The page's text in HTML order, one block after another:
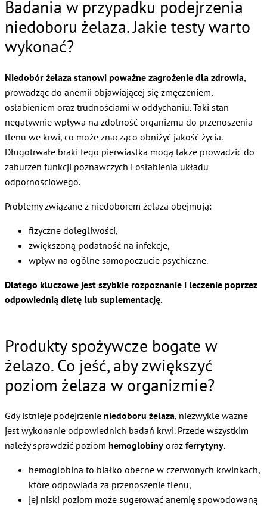
Badania w przypadku podejrzenia
niedoboru żelaza. Jakie testy warto
wykonać?
Niedobór żelaza stanowi poważne zagrożenie dla zdrowia,
prowadząc do anemii objawiającej się zmęczeniem,
osłabieniem oraz trudnościami w oddychaniu. Taki stan
negatywnie wpływa na zdolność organizmu do przenoszenia
tlenu we krwi, co może znacząco obniżyć jakość życia.
Długotrwałe braki tego pierwiastka mogą także prowadzić do
zaburzeń funkcji poznawczych i osłabienia układu
odpornościowego.
Problemy związane z niedoborem żelaza obejmują:
fizyczne dolegliwości,
zwiększoną podatność na infekcje,
wpływ na ogólne samopoczucie psychiczne.
Dlatego kluczowe jest szybkie rozpoznanie i leczenie poprzez
odpowiednią dietę lub suplementację.
Produkty spożywcze bogate w
żelazo. Co jeść, aby zwiększyć
poziom żelaza w organizmie?
Gdy istnieje podejrzenie niedoboru żelaza, niezwykle ważne
jest wykonanie odpowiednich badań krwi. Przede wszystkim
należy sprawdzić poziom hemoglobiny oraz ferrytyny.
hemoglobina to białko obecne w czerwonych krwinkach,
które odpowiada za przenoszenie tlenu,
jej niski poziom może sugerować anemię spowodowaną